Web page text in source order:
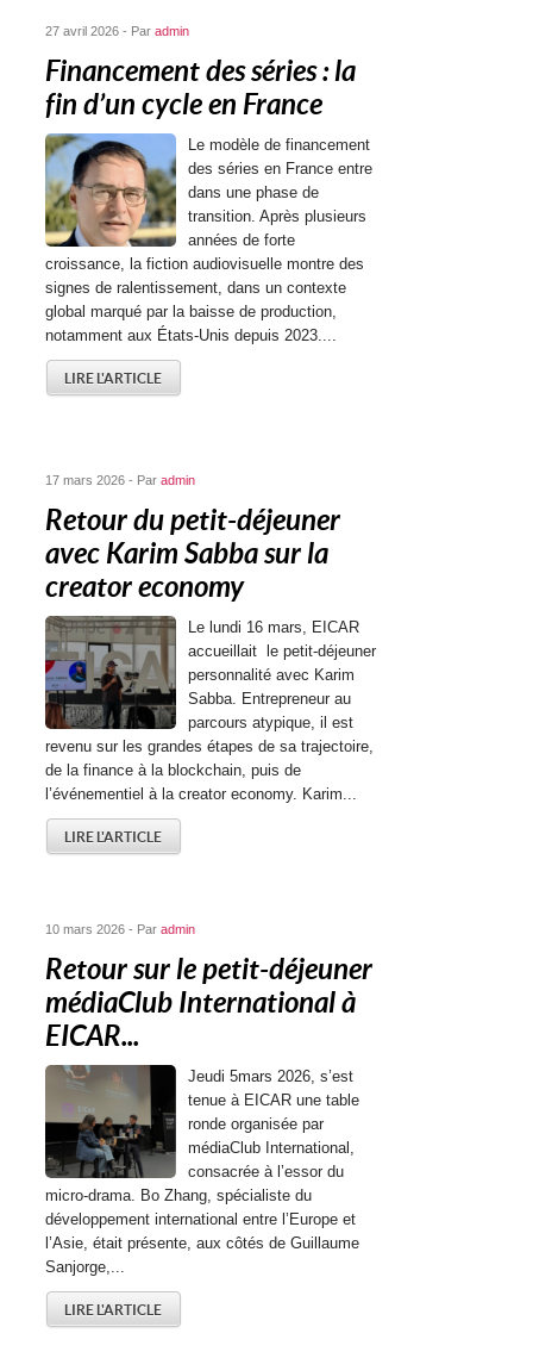
27 avril 2026 - Paradmin
Financement des séries : la
fin d’un cycle en France
Le modèle de financement
des séries en France entre
dans une phase de
transition. Après plusieurs
années de forte
croissance, la fiction audiovisuelle montre des
signes de ralentissement, dans un contexte
global marqué par la baisse de production,
notamment aux États-Unis depuis 2023....
LIRE L'ARTICLE
17 mars 2026 - Paradmin
Retour du petit-déjeuner
avec Karim Sabba sur la
creator economy
Le lundi 16 mars, EICAR
accueillait le petit-déjeuner
personnalité avec Karim
Sabba. Entrepreneur au
parcours atypique, il est
revenu sur les grandes étapes de sa trajectoire,
de la finance à la blockchain, puis de
l’événementiel à la creator economy. Karim...
LIRE L'ARTICLE
10 mars 2026 - Paradmin
Retour sur le petit-déjeuner
médiaClub International à
EICAR...
Jeudi 5mars 2026, s’est
tenue à EICAR une table
ronde organisée par
médiaClub International,
consacrée à l’essor du
micro-drama. Bo Zhang, spécialiste du
développement international entre l’Europe et
l’Asie, était présente, aux côtés de Guillaume
Sanjorge,...
LIRE L'ARTICLE